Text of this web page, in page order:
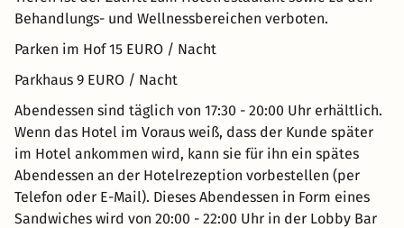
Behandlungs- und Wellnessbereichen verboten.
Parken im Hof 15 EURO / Nacht
Parkhaus 9 EURO / Nacht
Abendessen sind täglich von 17:30 - 20:00 Uhr erhältlich.
Wenn das Hotel im Voraus weiß, dass der Kunde später
im Hotel ankommen wird, kann sie für ihn ein spätes
Abendessen an der Hotelrezeption vorbestellen (per
Telefon oder E-Mail). Dieses Abendessen in Form eines
Sandwiches wird von 20:00 - 22:00 Uhr in der Lobby Bar